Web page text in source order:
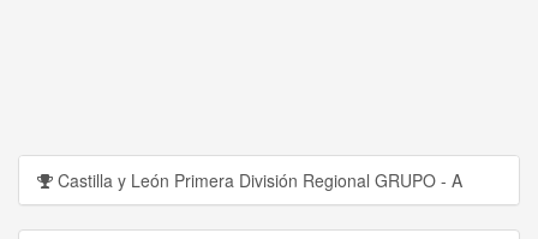
Castilla y León Primera División Regional GRUPO - A